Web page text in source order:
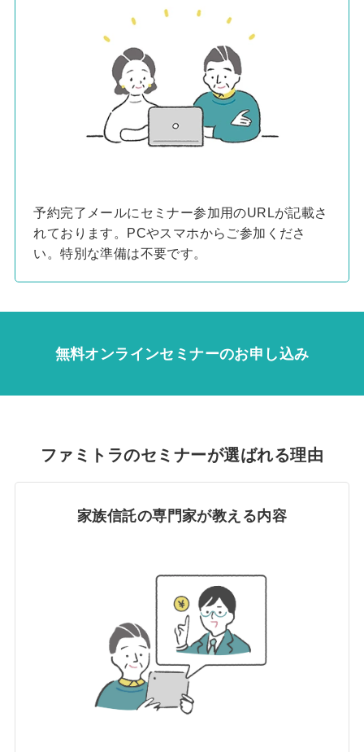
予約完了メールにセミナー参加用のURLが記載さ
れております。PCやスマホからご参加くださ
い。特別な準備は不要です。
無料オンラインセミナーのお申し込み
ファミトラのセミナーが選ばれる理由
家族信託の専門家が教える内容